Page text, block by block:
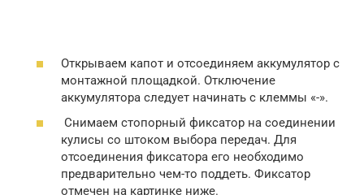
Открываем капот и отсоединяем аккумулятор с
монтажной площадкой. Отключение
аккумулятора следует начинать с клеммы «-».
Снимаем стопорный фиксатор на соединении
кулисы со штоком выбора передач. Для
отсоединения фиксатора его необходимо
предварительно чем-то поддеть. Фиксатор
отмечен на картинке ниже.